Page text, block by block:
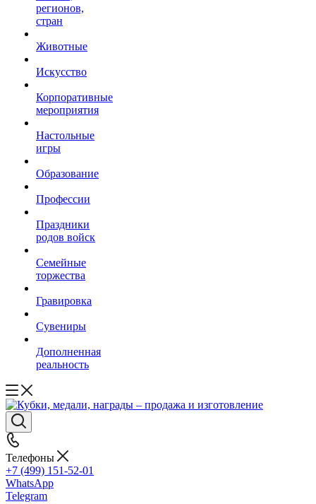
регионов,
стран
Животные
Искусство
Корпоративные
мероприятия
Настольные
игры
Образование
Профессии
Праздники
родов войск
Семейные
торжества
Гравировка
Сувениры
Дополненная
реальность
Телефоны
+7 (499) 151-52-01
WhatsApp
Telegram